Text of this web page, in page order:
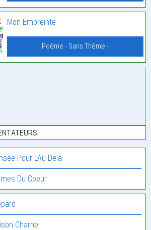
Mon Empreinte
Poème - Sans Thème -
Pour L’Au-Delà
Du Coeur
Charnel